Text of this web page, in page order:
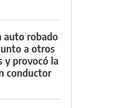
auto robado
a otros
y provocó la
conductor